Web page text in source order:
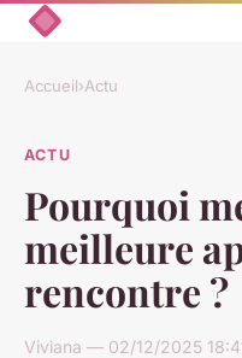
Accueil›Actu
ACTU
Pourquoi
meilleure
rencontre ?
Viviana — 02/12/2025